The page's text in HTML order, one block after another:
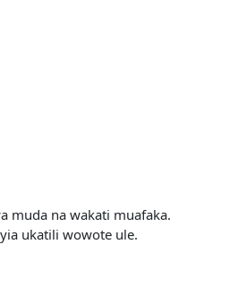
muda na wakati muafaka.
ukatili wowote ule.